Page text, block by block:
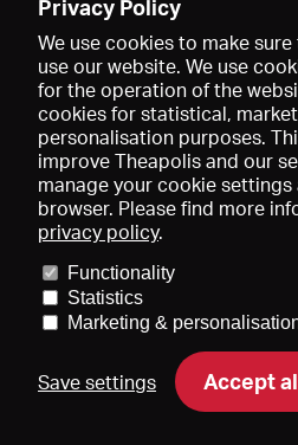
About us
Imprint
DE EN
Privacy Policy
We use cookies to make
use our website. We use
for the operation of the
cookies for statistical,
personalisation purposes.
improve Theapolis and our
manage your cookie
browser. Please find more
privacy policy.
Functionality
Statistics
Marketing &
Save settings Accept